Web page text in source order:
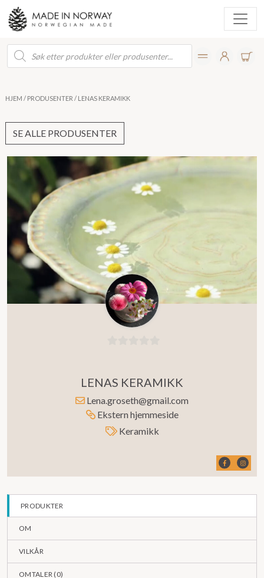
Products
search
HJEM / PRODUSENTER / LENAS KERAMIKK
SE ALLE PRODUSENTER
av
5
LENAS KERAMIKK
Lena.groseth@gmail.com
Ekstern hjemmeside
Keramikk
PRODUKTER
OM
VILKÅR
OMTALER (0)